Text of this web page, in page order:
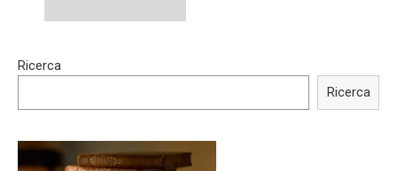
Shocking illusion - Pretty
Trying BOLLYWOOD
Ricerca
Ricerca